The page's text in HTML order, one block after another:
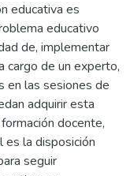
educativa es
educativo
de, implementar
de un experto,
en las sesiones de
adquirir esta
docente,
es la disposición
seguir